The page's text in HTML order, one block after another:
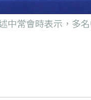
中常會時表示，多